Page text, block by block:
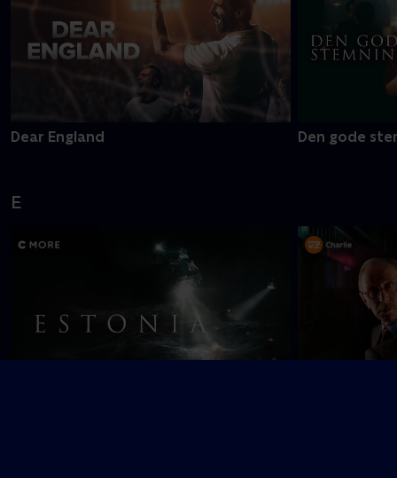
Dear England Den gode
E